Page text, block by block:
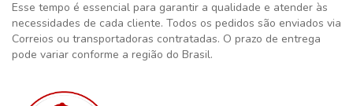
Esse tempo é essencial para garantir a qualidade e atender às
necessidades de cada cliente. Todos os pedidos são enviados via
Correios ou transportadoras contratadas. O prazo de entrega
pode variar conforme a região do Brasil.